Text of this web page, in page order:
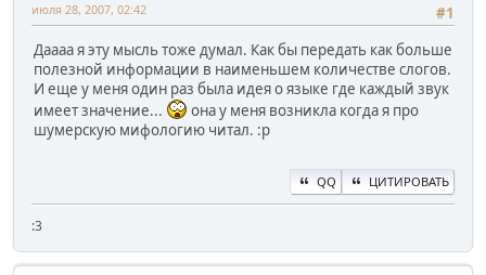
#1
июля 28, 2007, 02:42
Даааа я эту мысль тоже думал. Как бы передать как больше
полезной информации в наименьшем количестве слогов.
И еще у меня один раз была идея о языке где каждый звук
имеет значение...
она у меня возникла когда я про
шумерскую мифологию читал. :p
QQ ЦИТИРОВАТЬ
:3